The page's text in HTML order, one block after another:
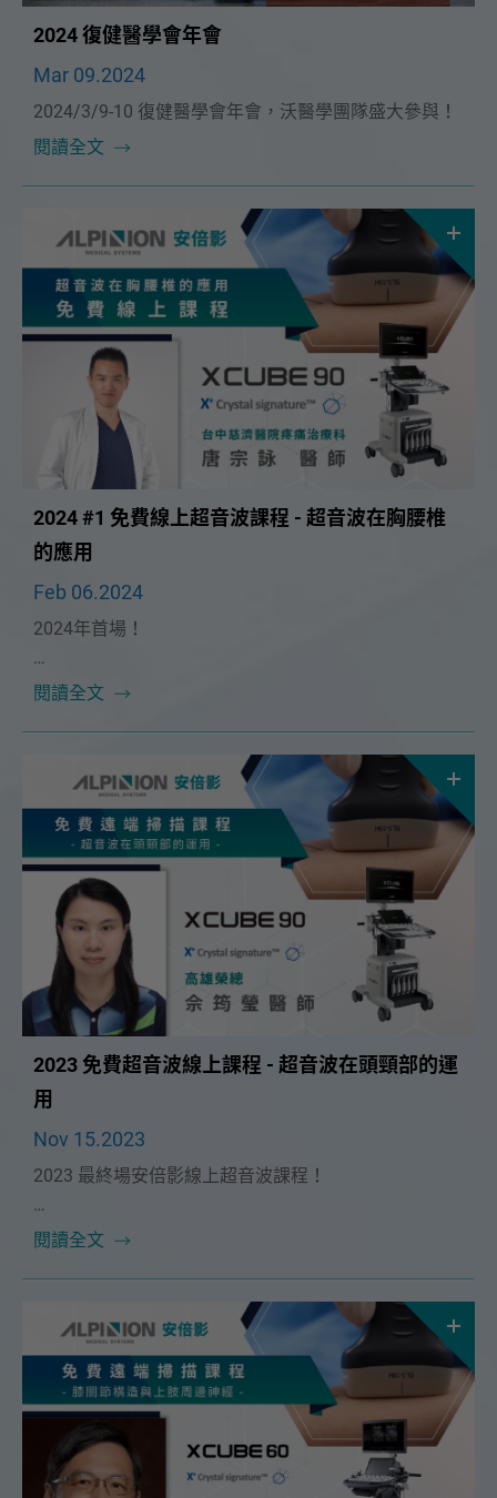
2024 復健醫學會年會
Mar 09.2024
2024/3/9-10 復健醫學會年會，沃醫學團隊盛大參與！
閱讀全文
2024 #1 免費線上超音波課程 - 超音波在胸腰椎
的應用
Feb 06.2024
2024年首場！
本次課程很榮幸邀請到🔥台中慈濟疼痛科 唐宗詠醫師
閱讀全文
2023 免費超音波線上課程 - 超音波在頭頸部的運
用
Nov 15.2023
2023 最終場安倍影線上超音波課程！
本次課程很榮幸邀請到🔥高雄榮總耳鼻喉科 佘筠瑩醫師
閱讀全文